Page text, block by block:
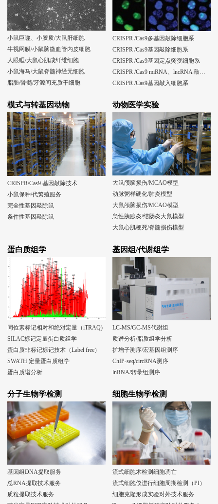
小鼠巨噬、小胶质/大鼠肝细胞
牛视网膜/小鼠脑微血管内皮细胞
人眼眶/大鼠心肌成纤维细胞
小鼠海马/大鼠脊髓神经元细胞
脂肪/骨髓/牙源间充质干细胞
CRISPR /Cas9多基因敲除细胞系
CRISPR /Cas9基因敲除细胞系
CRISPR /Cas9基因定点突变细胞系
CRISPR /Cas9基因敲入细胞系
模式与转基因动物
CRISPR/Cas9 基因敲除技术
小鼠保种/代繁殖服务
完全性基因敲除鼠
条件性基因敲除鼠
动物医学实验
大鼠颅脑损伤/MCAO模型
动脉粥样硬化/肺炎模型
大鼠颅脑损伤/MCAO模型
急性胰腺炎/结肠炎大鼠模型
大鼠心肌梗死/脊髓损伤模型
蛋白质组学
同位素标记相对和绝对定量（iTRAQ)
SILAC标记定量蛋白质组学
蛋白质非标记标记技术（Label free）
SWATH 定量蛋白质组学
蛋白质谱分析
基因组/代谢组学
LC-MS/GC-MS代谢组
质谱分析/脂质组学分析
扩增子测序/宏基因组测序
ChIP-seq/circRNA测序
lnRNA/转录组测序
分子生物学检测
基因组DNA提取服务
总RNA提取技术服务
质粒提取技术服务
细胞生物学检测
流式细胞术检测细胞凋亡
流式细胞仪进行细胞周期检测（PI）
细胞克隆形成实验对外技术服务